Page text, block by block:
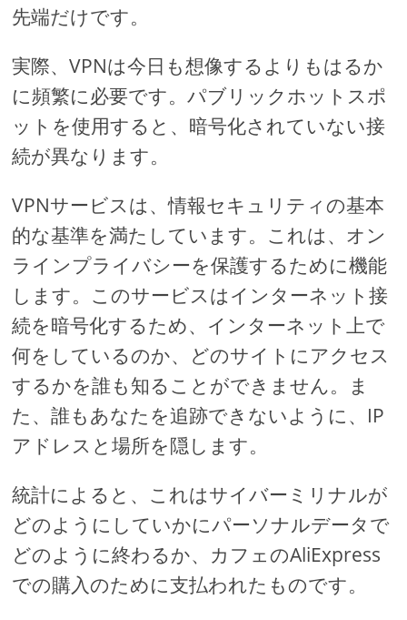
先端だけです。
実際、VPNは今日も想像するよりもはるか
に頻繁に必要です。パブリックホットスポ
ットを使用すると、暗号化されていない接
続が異なります。
VPNサービスは、情報セキュリティの基本
的な基準を満たしています。これは、オン
ラインプライバシーを保護するために機能
します。このサービスはインターネット接
続を暗号化するため、インターネット上で
何をしているのか、どのサイトにアクセス
するかを誰も知ることができません。ま
た、誰もあなたを追跡できないように、IP
アドレスと場所を隠します。
統計によると、これはサイバーミリナルが
どのようにしていかにパーソナルデータで
どのように終わるか、カフェのAliExpress
での購入のために支払われたものです。